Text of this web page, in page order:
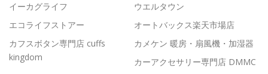
イーカグライフ
ウエルタウン
エコライフストアー
オートバックス楽天市場店
カフスボタン専門店 cuffs
kingdom
カメケン 暖房・扇風機・加湿器
カーアクセサリー専門店 DMMC